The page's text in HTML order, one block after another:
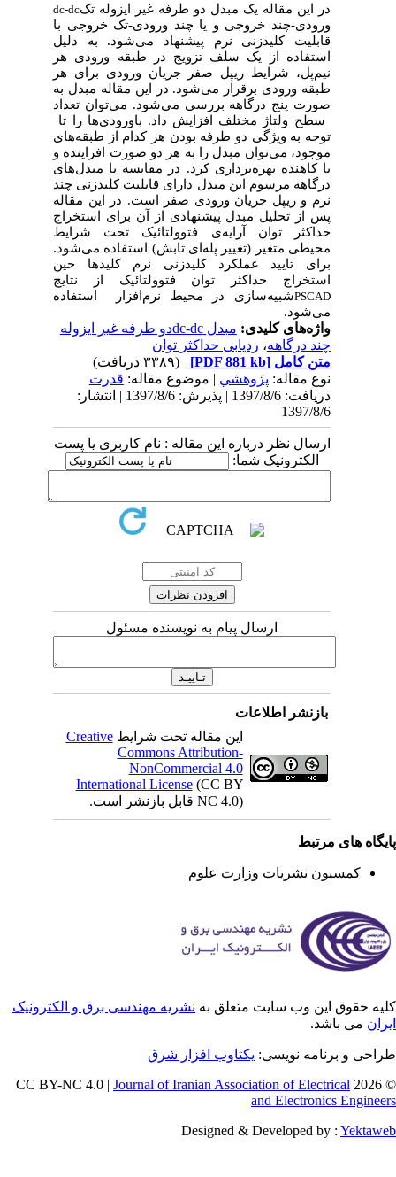
در این مقاله یک مبدل dc-dcدو طرفه غیر ایزوله تک
ورودی-چند خروجی و یا چند ورودی-تک خروجی با
قابلیت کلیدزنی نرم پیشنهاد می‌شود. به دلیل
استفاده از یک سلف تزویج در طبقه ورودی هر
نیم‌پل، شرایط ریپل صفر جریان ورودی برای هر
طبقه ورودی برقرار می‌شود. در این مقاله مبدل به
صورت پنج درگاهه بررسی می‌شود. می‌توان تعداد
ورودی‌ها را تا سطح ولتاژ مختلف افزایش داد. با
توجه به ویژگی دو طرفه بودن هر کدام از طبقه‌های
موجود، می‌توان مبدل را به هر دو صورت افزاینده و
یا کاهنده بهره‌برداری کرد. در مقایسه با مبدل‌های
چند درگاهه مرسوم این مبدل دارای قابلیت کلیدزنی
نرم و ریپل جریان ورودی صفر است. در این مقاله
پس از تحلیل مبدل پیشنهادی از آن برای استخراج
حداکثر توان آرایه‌ی فتوولتائیک تحت شرایط
محیطی متغیر (تغییر پله‌ای تابش) استفاده می‌شود.
برای تایید عملکرد کلیدزنی نرم کلیدها حین
استخراج حداکثر توان فتوولتائیک از نتایج
شبیه‌سازی در محیط نرم‌افزارPSCAD
استفاده
می‌شود.
واژه‌های کلیدی:
مبدل dc-dcدو طرفه غیر ایزوله
چند درگاهه،ردیابی حداکثر توان
متن کامل[PDF 881 kb]
نوع مقاله:پژوهشي| موضوع مقاله:قدرت
دریافت: 1397/8/6 | پذیرش: 1397/8/6 | انتشار:
1397/8/6
ارسال نظر درباره این مقاله : نام کاربری یا پست
الکترونیک شما:
ارسال پیام به نویسنده مسئول
بازنشر اطلاعات
این مقاله تحت شرایطCreative
Commons Attribution-
NonCommercial 4.0
International License(CC BY
NC 4.0) قابل بازنشر است.
های مرتبط
کمسیون نشریات وزارت علوم
حقوق این وب سایت متعلق بهنشریه مهندسی برق و الکترونیک
می باشد.
و برنامه نویسی: یکتاوب افزار شرق
©
Journal of Iranian Association of Electrical
and Electronics
Designed & Developed by :